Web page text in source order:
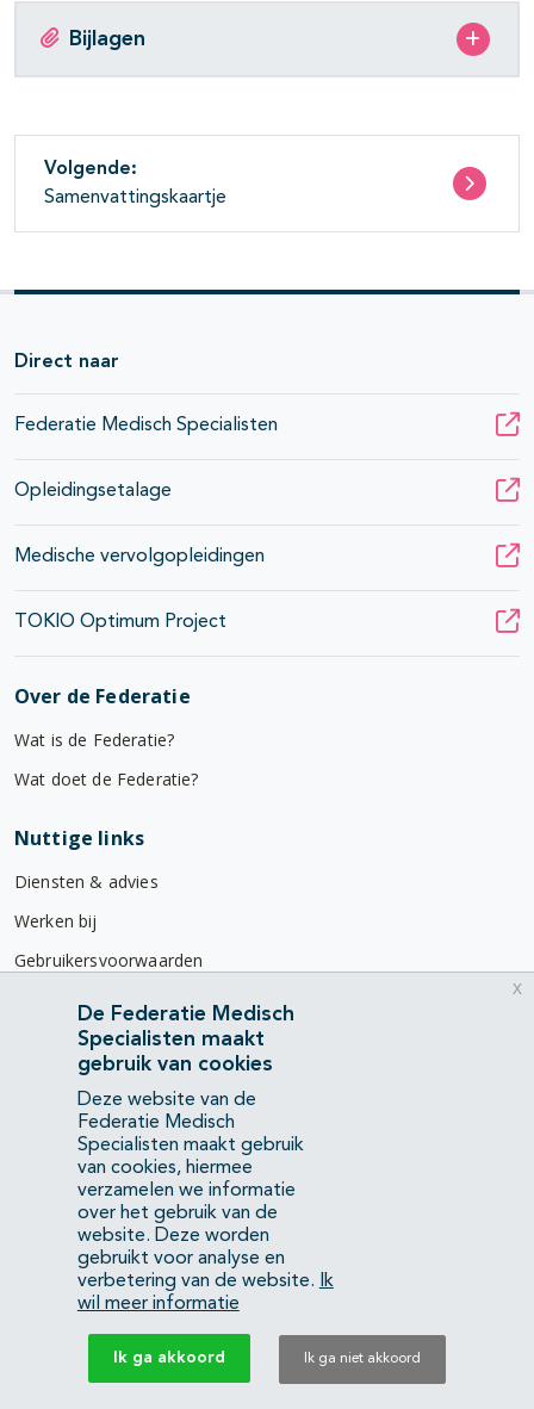
Bijlagen
Volgende:
Samenvattingskaartje
Direct naar
Federatie Medisch Specialisten
Opleidingsetalage
Medische vervolgopleidingen
TOKIO Optimum Project
Over de Federatie
Wat is de Federatie?
Wat doet de Federatie?
Nuttige links
Diensten & advies
Werken bij
Gebruikersvoorwaarden
Privacyverklaring
Contact
Mercatorlaan 1200
3528 BL Utrecht
(088) 505 34 34
info@richtlijnendatabase.nl
YouTubeLinkedIn
KvK Federatie Medisch Specialisten:40483480
Privacyverklaring
De Federatie Medisch
Specialisten maakt
gebruik van cookies
Deze website van de
Federatie Medisch
Specialisten maakt gebruik
van cookies, hiermee
verzamelen we informatie
over het gebruik van de
website. Deze worden
gebruikt voor analyse en
verbetering van de website.
Ik
wil meer informatie
Ik ga akkoord Ik ga niet akkoord
x